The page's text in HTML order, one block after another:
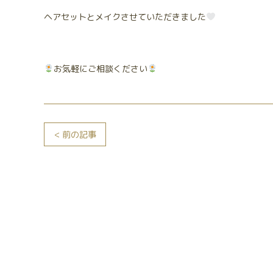
ヘアセットとメイクさせていただきました
お気軽にご相談ください
< 前の記事